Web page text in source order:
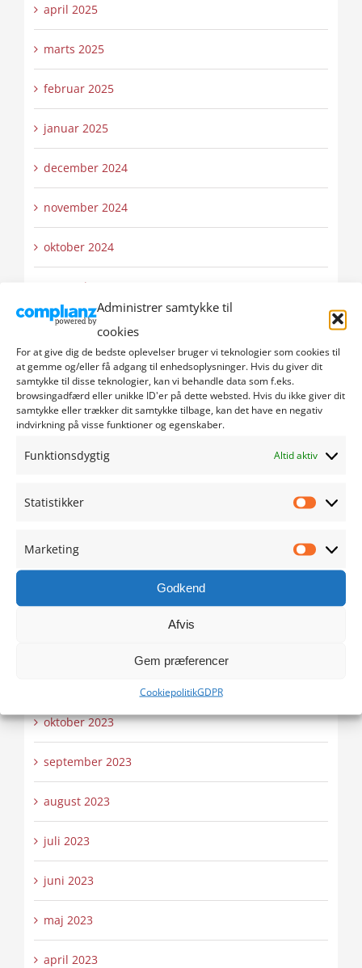
Administrer samtykke til
cookies
For at give dig de bedste oplevelser bruger vi teknologier som cookies til
at gemme og/eller få adgang til enhedsoplysninger. Hvis du giver dit
samtykke til disse teknologier, kan vi behandle data som f.eks.
browsingadfærd eller unikke ID'er på dette websted. Hvis du ikke giver dit
samtykke eller trækker dit samtykke tilbage, kan det have en negativ
indvirkning på visse funktioner og egenskaber.
Funktionsdygtig Altid aktiv
Statistikker
Marketing
Godkend
Afvis
Gem præferencer
CookiepolitikGDPR
april 2025
marts 2025
februar 2025
januar 2025
december 2024
november 2024
oktober 2024
september 2024
august 2024
juli 2024
juni 2024
januar 2024
oktober 2023
september 2023
august 2023
juli 2023
juni 2023
maj 2023
april 2023